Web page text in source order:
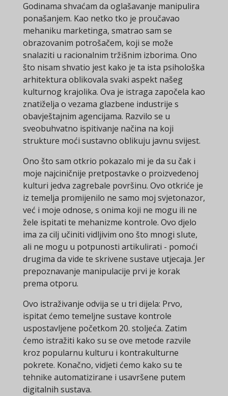
Godinama shvaćam da oglašavanje manipulira
ponašanjem. Kao netko tko je proučavao
mehaniku marketinga, smatrao sam se
obrazovanim potrošačem, koji se može
snalaziti u racionalnim tržišnim izborima. Ono
što nisam shvatio jest kako je ta ista psihološka
arhitektura oblikovala svaki aspekt našeg
kulturnog krajolika. Ova je istraga započela kao
znatiželja o vezama glazbene industrije s
obavještajnim agencijama. Razvilo se u
sveobuhvatno ispitivanje načina na koji
strukture moći sustavno oblikuju javnu svijest.
Ono što sam otkrio pokazalo mi je da su čak i
moje najciničnije pretpostavke o proizvedenoj
kulturi jedva zagrebale površinu. Ovo otkriće je
iz temelja promijenilo ne samo moj svjetonazor,
već i moje odnose, s onima koji ne mogu ili ne
žele ispitati te mehanizme kontrole. Ovo djelo
ima za cilj učiniti vidljivim ono što mnogi slute,
ali ne mogu u potpunosti artikulirati - pomoći
drugima da vide te skrivene sustave utjecaja. Jer
prepoznavanje manipulacije prvi je korak
prema otporu.
Ovo istraživanje odvija se u tri dijela: Prvo,
ispitat ćemo temeljne sustave kontrole
uspostavljene početkom 20. stoljeća. Zatim
ćemo istražiti kako su se ove metode razvile
kroz popularnu kulturu i kontrakulturne
pokrete. Konačno, vidjeti ćemo kako su te
tehnike automatizirane i usavršene putem
digitalnih sustava.